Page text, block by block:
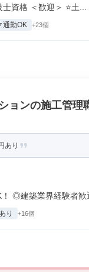
資格 ＜歓迎＞ ⭐土...
通勤OK +23個
ョンの施工管理
あり
◎建築業界経験者歓
り +16個